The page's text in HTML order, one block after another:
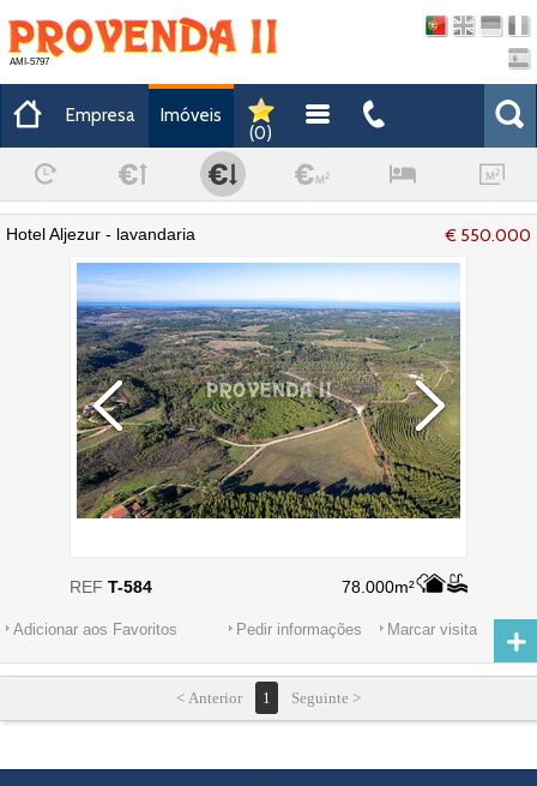
AMI-5797
Empresa
Imóveis
(0)
€ 550.000
Hotel Aljezur - lavandaria
78.000m²
REF T-584
Adicionar aos Favoritos Marcar visita
Pedir informações
< Anterior 1 Seguinte >